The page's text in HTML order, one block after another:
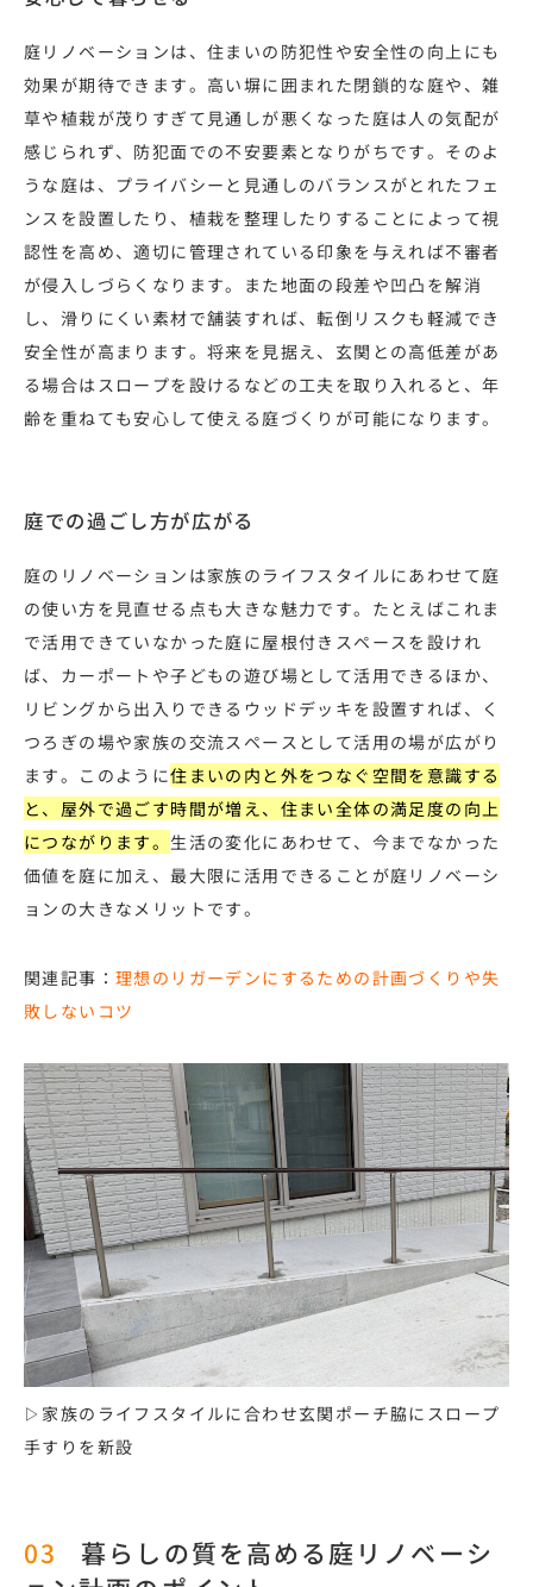
庭リノベーションは、住まいの防犯性や安全性の向上にも
効果が期待できます。高い塀に囲まれた閉鎖的な庭や、雑
草や植栽が茂りすぎて見通しが悪くなった庭は人の気配が
感じられず、防犯面での不安要素となりがちです。そのよ
うな庭は、プライバシーと見通しのバランスがとれたフェ
ンスを設置したり、植栽を整理したりすることによって視
認性を高め、適切に管理されている印象を与えれば不審者
が侵入しづらくなります。また地面の段差や凹凸を解消
し、滑りにくい素材で舗装すれば、転倒リスクも軽減でき
安全性が高まります。将来を見据え、玄関との高低差があ
る場合はスロープを設けるなどの工夫を取り入れると、年
齢を重ねても安心して使える庭づくりが可能になります。
庭での過ごし方が広がる
庭のリノベーションは家族のライフスタイルにあわせて庭
の使い方を見直せる点も大きな魅力です。たとえばこれま
で活用できていなかった庭に屋根付きスペースを設けれ
ば、カーポートや子どもの遊び場として活用できるほか、
リビングから出入りできるウッドデッキを設置すれば、く
つろぎの場や家族の交流スペースとして活用の場が広がり
ます。このように住まいの内と外をつなぐ空間を意識する
と、屋外で過ごす時間が増え、住まい全体の満足度の向上
につながります。 生活の変化にあわせて、今までなかった
価値を庭に加え、最大限に活用できることが庭リノベーシ
ョンの大きなメリットです。
関連記事： 理想のリガーデンにするための計画づくりや失
敗しないコツ
▷家族のライフスタイルに合わせ玄関ポーチ脇にスロープ
手すりを新設
暮らしの質を高める庭リノベーシ